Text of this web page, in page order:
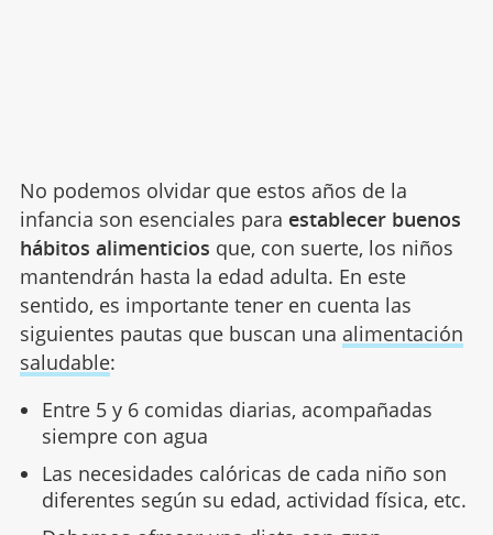
No podemos olvidar que estos años de la
infancia son esenciales para establecer buenos
hábitos alimenticios que, con suerte, los niños
mantendrán hasta la edad adulta. En este
sentido, es importante tener en cuenta las
siguientes pautas que buscan una alimentación
saludable:
Entre 5 y 6 comidas diarias, acompañadas
siempre con agua
Las necesidades calóricas de cada niño son
diferentes según su edad, actividad física, etc.